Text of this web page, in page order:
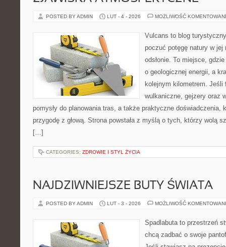
POSTED BY ADMIN LUT - 4 - 2026 MOŻLIWOŚĆ
Vulcans to blog
poczuć potęgę natury w jej
odsłonie. To miejsce,
o geologicznej energii, a
kolejnym kilometrem.
wulkaniczne, gejzery oraz
pomysły do planowania tras, a także praktyczne doświadczenia,
przygodę z głową. Strona powstała z myślą o tych, którzy wolą
[…]
CATEGORIES: ZDROWIE I STYL ŻYCIA
NAJDZIWNIEJSZE BUTY ŚWIATA
POSTED BY ADMIN LUT - 3 - 2026 MOŻLIWOŚĆ
Spadlabuta to przestrzeń
chcą zadbać o swoje